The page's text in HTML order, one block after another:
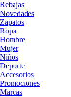
Rebajas
Novedades
Zapatos
Ropa
Hombre
Mujer
Niños
Deporte
Accesorios
Promociones
Marcas